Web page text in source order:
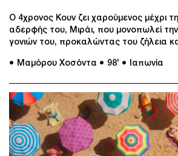
Ο 4χρονος Κουν ζει χαρούμενος μέχρι
αδερφής του, Μιράι, που μονοπωλεί
γονιών του, προκαλώντας του ζήλεια
● Μαμόρου Χοσόντα ● 98' ● Ιαπωνία